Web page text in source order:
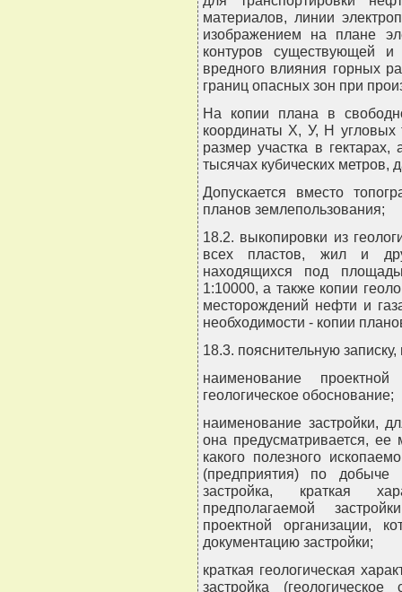
материалов, линии
изображением на плане
контуров существующей и
вредного влияния горных
границ опасных зон при
На копии плана в
координаты X, У, Н угловых
размер участка в
тысячах кубических метров,
Допускается вместо
планов землепользования;
18.2. выкопировки из
всех пластов, жил и
находящихся под
1:10000, а также копии
месторождений нефти и
необходимости - копии
18.3. пояснительную
наименование
геологическое обоснование;
наименование застройки,
она предусматривается,
какого полезного
(предприятия) по добыче
застройка, краткая
предполагаемой
проектной организации,
документацию застройки;
краткая геологическая
застройка